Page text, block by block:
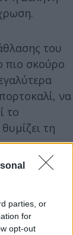
parties, or
for
opt-out
του
πιο σκούρο
να
το
τη
Ασίας θα